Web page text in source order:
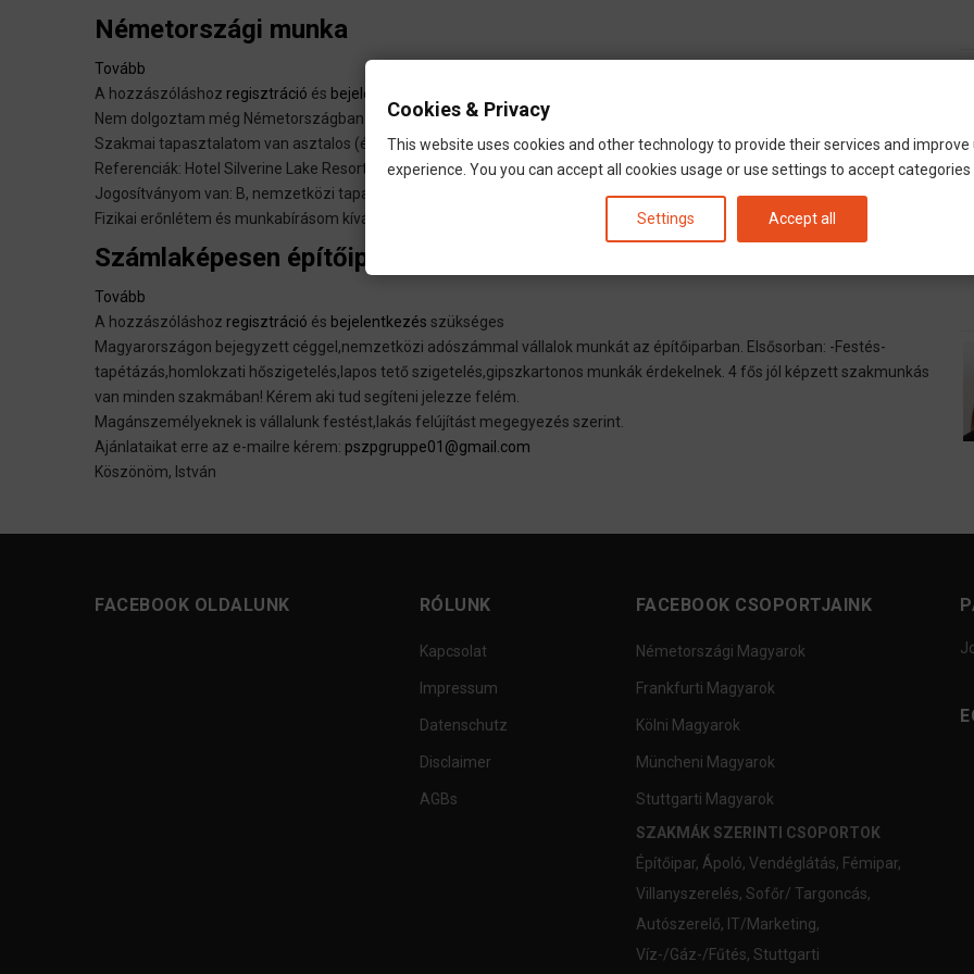
Németországi munka
Tovább
munka)
A hozzászóláshoz regisztráció és bejelentkezés
Nem dolgoztam még Németországban de a továbbiakban itt szeretnék dolgozni.
Szakmai tapasztalatom van asztalos (épület és bútor )de száraz építészettel is foglalkoztam ( lásd a melléklet fotót..
Referenciák: Hotel Silverine Lake Resort Hat szobát újítottam fel,( álmennyezet , világítás festés és tapétázás)
Jogosítványom van: B, nemzetközi tapasztalattal jármű engedély 1979-óta. ( kisteher gépkocsi tapasztalattal )
Fizikai erőnlétem és munkabírásom kíváló.
Számlaképesen építőipari munkát vállalok
Tovább
építőipari
munkát
vállalok)
A hozzászóláshoz regisztráció és bejelentkezés szükséges
Magyarországon bejegyzett céggel,nemzetközi adószámmal vállalok munkát az építőiparban. Elsősorban: -Festés-
tapétázás,homlokzati hőszigetelés,lapos tető szigetelés,gipszkartonos munkák érdekelnek. 4 fős jól képzett szakmunkás
van minden szakmában! Kérem aki tud segíteni jelezze felém.
Magánszemélyeknek is vállalunk festést,lakás felújítást megegyezés szerint.
Ajánlataikat erre az e-mailre kérem: pszpgruppe01@gmail.com
Köszönöm, István
FACEBOOK OLDALUNK RÓLUNK
Kapcsolat
Impressum
Datenschutz
Disclaimer
AGBs
FACEBOOK CSOPORTJAINK
Németországi Magyarok
Frankfurti Magyarok
Kölni Magyarok
Müncheni Magyarok
Stuttgarti Magyarok
SZAKMÁK SZERINTI CSOPORTOK
Építőipar, Ápoló, Vendéglátás, Fémipar,
Villanyszerelés, Sofőr/ Targoncás,
Autószerelő, IT/Marketing,
Víz-/Gáz-/Fűtés, Stuttgarti
Cookies & Privacy
This website uses cookies and other technology to provide their services and improve
experience. You you can accept all cookies usage or use settings to accept categories
Settings Accept all